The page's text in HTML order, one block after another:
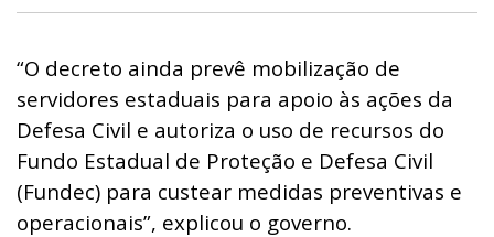
“O decreto ainda prevê mobilização de
servidores estaduais para apoio às ações da
Defesa Civil e autoriza o uso de recursos do
Fundo Estadual de Proteção e Defesa Civil
(Fundec) para custear medidas preventivas e
operacionais”, explicou o governo.